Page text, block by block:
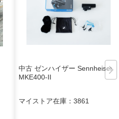
中古 ゼンハイザー Sennheiser
MKE400-II
マイストア在庫： 3861